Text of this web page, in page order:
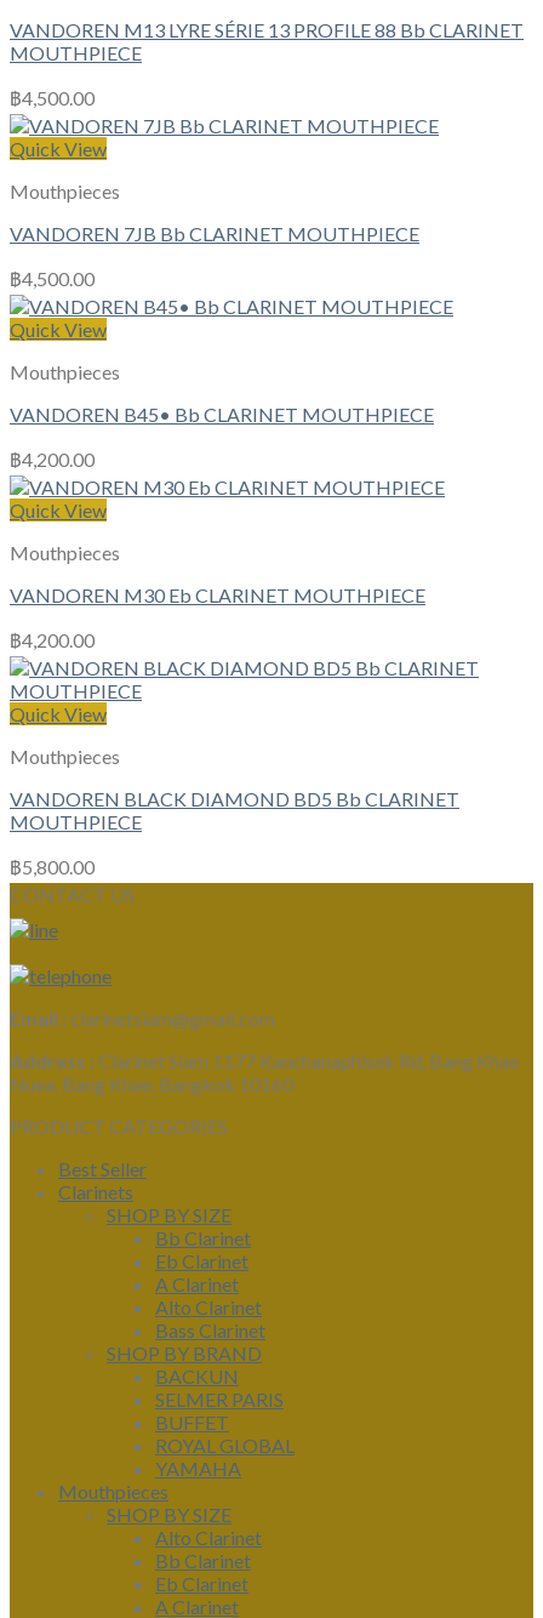
VANDOREN M13 LYRE SÉRIE 13 PROFILE 88 Bb CLARINET
MOUTHPIECE
฿4,500.00
Quick View
Mouthpieces
VANDOREN 7JB Bb CLARINET MOUTHPIECE
฿4,500.00
Quick View
Mouthpieces
VANDOREN B45• Bb CLARINET MOUTHPIECE
฿4,200.00
Quick View
Mouthpieces
VANDOREN M30 Eb CLARINET MOUTHPIECE
฿4,200.00
Quick View
Mouthpieces
VANDOREN BLACK DIAMOND BD5 Bb CLARINET
MOUTHPIECE
฿5,800.00
CONTACT US
Email : clarinetsiam@gmail.com
Address : Clarinet Siam 1177 Kanchanaphisek Rd, Bang Khae
Nuea, Bang Khae, Bangkok 10160
PRODUCT CATEGORIES
Best Seller
Clarinets
SHOP BY SIZE
Bb Clarinet
Eb Clarinet
A Clarinet
Alto Clarinet
Bass Clarinet
SHOP BY BRAND
BACKUN
SELMER PARIS
BUFFET
ROYAL GLOBAL
YAMAHA
Mouthpieces
SHOP BY SIZE
Alto Clarinet
Bb Clarinet
Eb Clarinet
A Clarinet